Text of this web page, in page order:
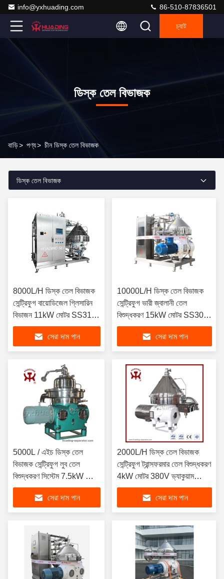
info@yxhuading.com 86-510-87836501
চ্যাট
ডিস্ক তেল বিভাজক
বাড়ি> পণ্য> চীন ডিস্ক তেল বিভাজক
ডিস্ক তেল বিভাজক
8000L/H ডিস্ক তেল বিভাজক
সেন্ট্রিফুগ বায়োডিজেল গ্লিসারিন
বিভাজন 11kW মোটর SS316L
440V স্বয়ংক্রিয় নিষ্কাশন সঙ্গে
সেরা দাম পান
10000L/H ডিস্ক তেল বিভাজক
সেন্ট্রিফুগ ভারী জ্বালানী তেল
বিশুদ্ধকরণ 15kW মোটর SS304
বাটি সামুদ্রিক গ্রেড আইএসও
সেরা দাম পান
5000L / এইচ ডিস্ক তেল
বিভাজক সেন্ট্রিফুগ লুব তেল
বিশুদ্ধকরণ সিস্টেম 7.5kW মোটর
SS316L বোল 380V 3 ফেজ
ডিজাইন সঙ্গে সেরা দাম পান
2000L/H ডিস্ক তেল বিভাজক
সেন্ট্রিফুগ ট্রান্সফরমার তেল বিশুদ্ধকরণ
4kW মোটর 380V ভ্যাকুয়াম
ডিহাইড্রেশন মোবাইল কার্ট ডিজাইন
সেরা দাম পান